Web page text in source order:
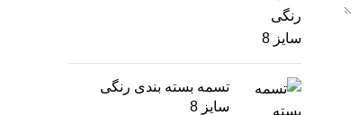
تسمه بسته بندی رنگی
سایز 8